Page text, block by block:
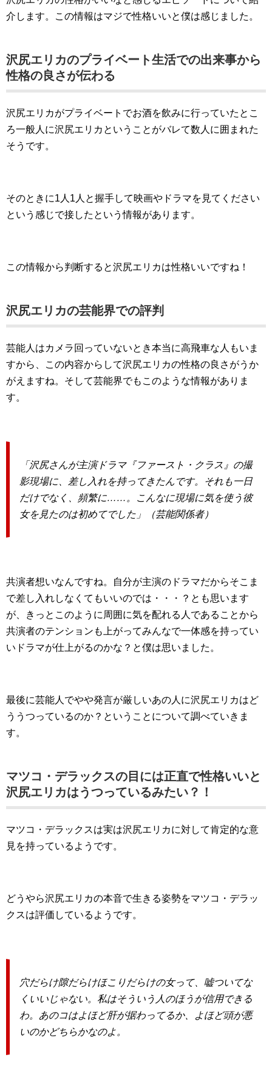
介します。この情報はマジで性格いいと僕は感じました。
沢尻エリカのプライベート生活での出来事から
性格の良さが伝わる
沢尻エリカがプライベートでお酒を飲みに行っていたとこ
ろ一般人に沢尻エリカということがバレて数人に囲まれた
そうです。
そのときに1人1人と握手して映画やドラマを見てください
という感じで接したという情報があります。
この情報から判断すると沢尻エリカは性格いいですね！
沢尻エリカの芸能界での評判
芸能人はカメラ回っていないとき本当に高飛車な人もいま
すから、この内容からして沢尻エリカの性格の良さがうか
がえますね。そして芸能界でもこのような情報がありま
す。
「沢尻さんが主演ドラマ『ファースト・クラス』の撮
影現場に、差し入れを持ってきたんです。それも一日
だけでなく、頻繁に……。こんなに現場に気を使う彼
女を見たのは初めてでした」（芸能関係者）
共演者想いなんですね。自分が主演のドラマだからそこま
で差し入れしなくてもいいのでは・・・？とも思います
が、きっとこのように周囲に気を配れる人であることから
共演者のテンションも上がってみんなで一体感を持ってい
いドラマが仕上がるのかな？と僕は思いました。
最後に芸能人でやや発言が厳しいあの人に沢尻エリカはど
ううつっているのか？ということについて調べていきま
す。
マツコ・デラックスの目には正直で性格いいと
沢尻エリカはうつっているみたい？！
マツコ・デラックスは実は沢尻エリカに対して肯定的な意
見を持っているようです。
どうやら沢尻エリカの本音で生きる姿勢をマツコ・デラッ
クスは評価しているようです。
穴だらけ隙だらけほこりだらけの女って、嘘ついてな
くいいじゃない。私はそういう人のほうが信用できる
わ。あのコはよほど肝が据わってるか、よほど頭が悪
いのかどちらかなのよ。